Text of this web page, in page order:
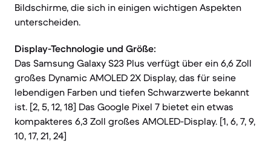
Bildschirme, die sich in einigen wichtigen Aspekten
unterscheiden.
Display-Technologie und Größe:
Das Samsung Galaxy S23 Plus verfügt über ein 6,6 Zoll
großes Dynamic AMOLED 2X Display, das für seine
lebendigen Farben und tiefen Schwarzwerte bekannt
ist. [2, 5, 12, 18] Das Google Pixel 7 bietet ein etwas
kompakteres 6,3 Zoll großes AMOLED-Display. [1, 6, 7, 9,
10, 17, 21, 24]